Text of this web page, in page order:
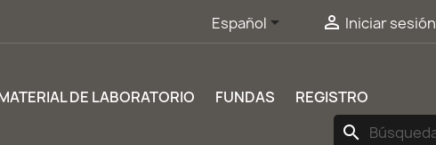
Español  Iniciar sesión
DE LABORATORIO FUNDAS REGISTRO
search